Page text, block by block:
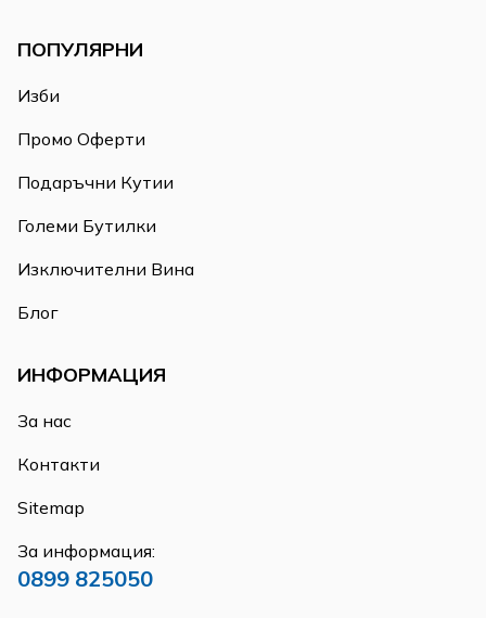
ПОПУЛЯРНИ
Изби
Промо Оферти
Подаръчни Кутии
Големи Бутилки
Изключителни Вина
Блог
ИНФОРМАЦИЯ
За нас
Контакти
Sitemap
За информация:
0899 825050